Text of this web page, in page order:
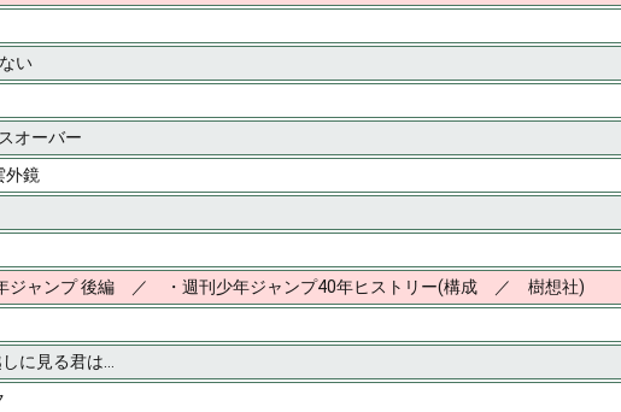
い
オーバー
外鏡
ジャンプ 後編 ／ ・週刊少年ジャンプ40年ヒストリー(構成 ／ 樹想社)
に見る君は…